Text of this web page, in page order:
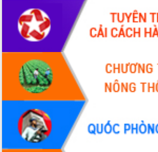
ALBUM ẢNH
LIÊN KẾT WEB